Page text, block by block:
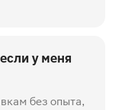
у меня
без опыта,